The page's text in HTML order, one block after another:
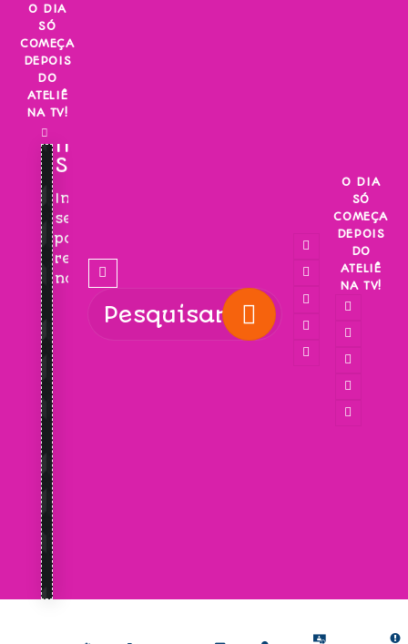
Skip
content
O DIA
SÓ
COMEÇA
DEPOIS
DO
ATELIÊ
NA TV!
INSCREVA-
SE!
Inscreva-
se
para
receber
novidades!
O DIA
SÓ
COMEÇA
DEPOIS
DO
ATELIÊ
NA TV!